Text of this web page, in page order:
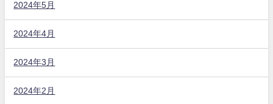
2024年5月
2024年4月
2024年3月
2024年2月